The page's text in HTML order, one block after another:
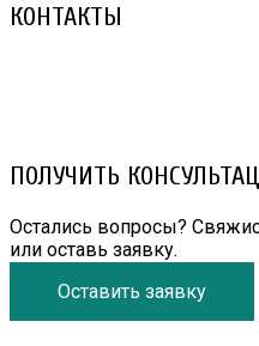
КОНТАКТЫ
ПОЛУЧИТЬ
Остались вопросы?
или оставь заявку.
Оставить заявку